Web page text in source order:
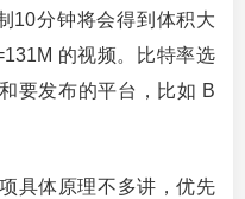
10分钟将会得到体积大
的视频。比特率选
要发布的平台，比如 B
具体原理不多讲，优先